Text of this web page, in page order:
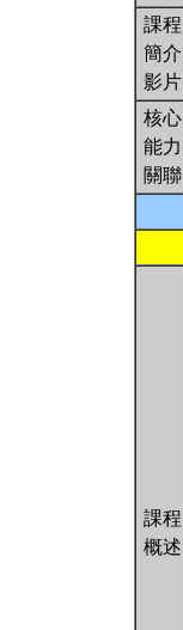
課程
簡介
影片
核心
能力
關聯
課程
概述